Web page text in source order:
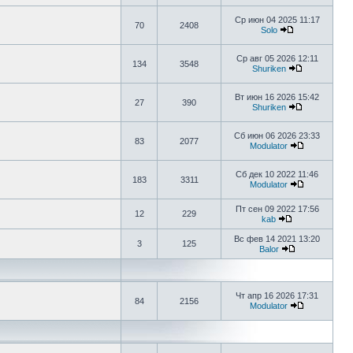
70 2408
Ср июн 04 2025 11:17
Solo
134 3548
Ср авг 05 2026 12:11
Shuriken
27 390
Вт июн 16 2026 15:42
Shuriken
83 2077
Сб июн 06 2026 23:33
Modulator
183 3311
Сб дек 10 2022 11:46
Modulator
12 229
Пт сен 09 2022 17:56
kab
3 125
Вс фев 14 2021 13:20
Balor
84 2156
Чт апр 16 2026 17:31
Modulator